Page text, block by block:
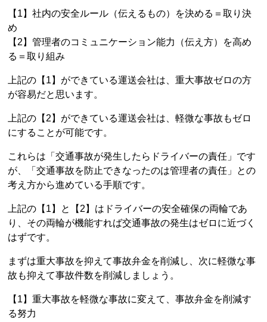
【1】社内の安全ルール（伝えるもの）を決める＝取り決
め
【2】管理者のコミュニケーション能力（伝え方）を高め
る＝取り組み
上記の【1】ができている運送会社は、重大事故ゼロの方
が容易だと思います。
上記の【2】ができている運送会社は、軽微な事故もゼロ
にすることが可能です。
これらは「交通事故が発生したらドライバーの責任」です
が、「交通事故を防止できなったのは管理者の責任」との
考え方から進めている手順です。
上記の【1】と【2】はドライバーの安全確保の両輪であ
り、その両輪が機能すれば交通事故の発生はゼロに近づく
はずです。
まずは重大事故を抑えて事故弁金を削減し、次に軽微な事
故も抑えて事故件数を削減しましょう。
【1】重大事故を軽微な事故に変えて、事故弁金を削減す
る努力